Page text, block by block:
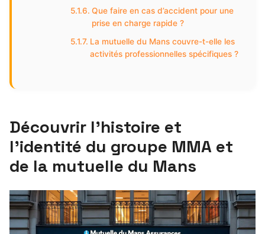
Que faire en cas d’accident pour une
prise en charge rapide ?
La mutuelle du Mans couvre-t-elle les
activités professionnelles spécifiques ?
Découvrir l’histoire et
l’identité du groupe MMA et
de la mutuelle du Mans